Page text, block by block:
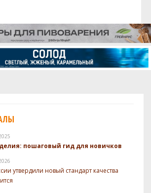
пошаговый гид для новичков
утвердили новый стандарт качества